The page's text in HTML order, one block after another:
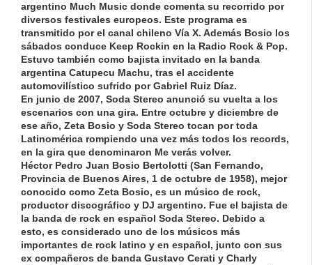
argentino Much Music donde comenta su recorrido por
diversos festivales europeos. Este programa es
transmitido por el canal chileno Vía X. Además Bosio los
sábados conduce Keep Rockin en la Radio Rock & Pop.
Estuvo también como bajista invitado en la banda
argentina Catupecu Machu, tras el accidente
automovilístico sufrido por Gabriel Ruiz Díaz.
En junio de 2007, Soda Stereo anunció su vuelta a los
escenarios con una gira. Entre octubre y diciembre de
ese año, Zeta Bosio y Soda Stereo tocan por toda
Latinomérica rompiendo una vez más todos los records,
en la gira que denominaron Me verás volver.
Héctor Pedro Juan Bosio Bertolotti (San Fernando,
Provincia de Buenos Aires, 1 de octubre de 1958), mejor
conocido como Zeta Bosio, es un músico de rock,
productor discográfico y DJ argentino. Fue el bajista de
la banda de rock en español Soda Stereo. Debido a
esto, es considerado uno de los músicos más
importantes de rock latino y en español, junto con sus
ex compañeros de banda Gustavo Cerati y Charly